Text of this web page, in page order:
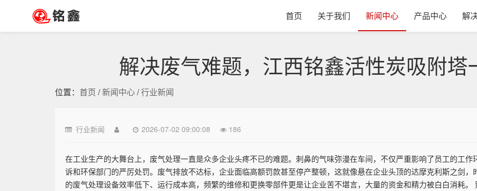
首页 关于我们 新闻中心 产品中心 解
解决废气难题，江西铭鑫活性炭吸附塔
位置： 首页 /新闻中心/行业新闻
行业新闻 2026-07-02 09:00:08 186
在工业生产的大舞台上，废气处理一直是众多企业头疼不已的难题。刺鼻的气味弥漫在车间，不仅严重影响了员工的工
诉和环保部门的严厉处罚。废气排放不达标，企业面临高额罚款甚至停产整顿，这就像悬在企业头顶的达摩克利斯之剑
的废气处理设备效率低下、运行成本高，频繁的维修和更换零部件更是让企业苦不堪言，大量的资金和精力被白白消耗